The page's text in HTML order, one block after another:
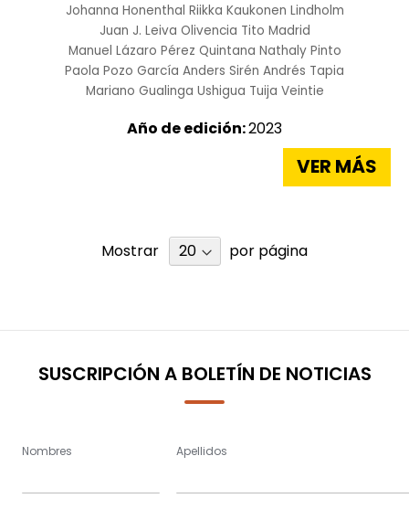
Johanna Honenthal Riikka Kaukonen Lindholm
Juan J. Leiva Olivencia Tito Madrid
Manuel Lázaro Pérez Quintana Nathaly Pinto
Paola Pozo García Anders Sirén Andrés Tapia
Mariano Gualinga Ushigua Tuija Veintie
Año de edición:2023
VER MÁS
Mostrar por página
SUSCRIPCIÓN A BOLETÍN DE NOTICIAS
Nombres Apellidos